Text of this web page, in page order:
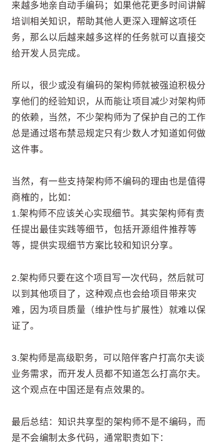
来越多地亲自动手编码；如果他花更多时间讲解
培训相关知识，帮助其他人更深入理解这项任
务，那么以后越来越多这样的任务就可以直接交
给开发人员完成。
所以，很少或没有编码的架构师就被强迫积极分
享他们的经验知识，从而能让项目减少对架构师
的依赖，当然，不少架构师为了保护自己的工作
总是通过塔布禁忌规定只有少数人才知道如何做
这件事。
当然，有一些支持架构师不编码的理由也是值得
商榷的，比如：
1.架构师不应该关心实现细节。其实架构师有责
任提出最佳实践等细节，包括开源组件推荐等
等，提供实现细节方案比较和知识分享。
2.架构师只要在这个项目写一次代码，然后就可
以到其他项目了，这种观点也会给项目带来灾
难，因为项目质量（维护性与扩展性）就难以保
证了。
3.架构师是高级职务，可以陪伴客户打高尔夫谈
业务需求，而开发人员都不知道怎么打高尔夫。
这个观点在中国还是有点效果的。
最后总结：知识共享型的架构师不是不编码，而
是不会编制太多代码，通常职责如下：